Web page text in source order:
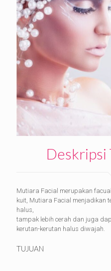
Mutiara Facial merupakan
kuit, Mutiara Facial menjadikan
halus,
tampak lebih cerah dan juga
kerutan-kerutan halus diwajah.
TUJUAN